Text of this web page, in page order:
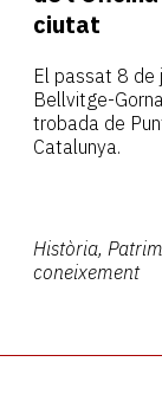
ciutat
El passat 8 de
Bellvitge-
trobada de
Catalunya.
Història,
coneixement